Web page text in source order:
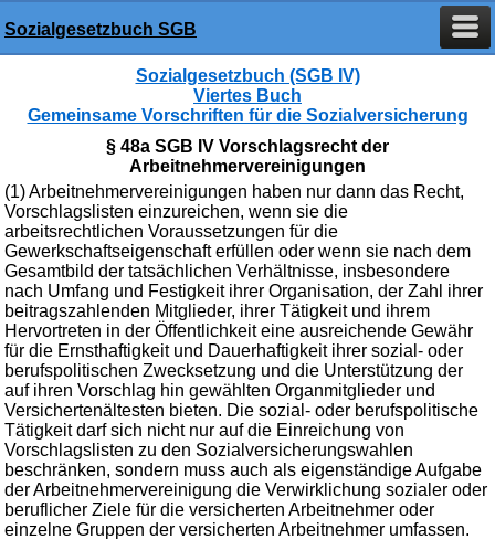
Sozialgesetzbuch SGB
Sozialgesetzbuch (SGB IV)
Viertes Buch
Gemeinsame Vorschriften für die Sozialversicherung
§ 48a SGB IV Vorschlagsrecht der
Arbeitnehmervereinigungen
(1) Arbeitnehmervereinigungen haben nur dann das Recht,
Vorschlagslisten einzureichen, wenn sie die
arbeitsrechtlichen Voraussetzungen für die
Gewerkschaftseigenschaft erfüllen oder wenn sie nach dem
Gesamtbild der tatsächlichen Verhältnisse, insbesondere
nach Umfang und Festigkeit ihrer Organisation, der Zahl ihrer
beitragszahlenden Mitglieder, ihrer Tätigkeit und ihrem
Hervortreten in der Öffentlichkeit eine ausreichende Gewähr
für die Ernsthaftigkeit und Dauerhaftigkeit ihrer sozial- oder
berufspolitischen Zwecksetzung und die Unterstützung der
auf ihren Vorschlag hin gewählten Organmitglieder und
Versichertenältesten bieten. Die sozial- oder berufspolitische
Tätigkeit darf sich nicht nur auf die Einreichung von
Vorschlagslisten zu den Sozialversicherungswahlen
beschränken, sondern muss auch als eigenständige Aufgabe
der Arbeitnehmervereinigung die Verwirklichung sozialer oder
beruflicher Ziele für die versicherten Arbeitnehmer oder
einzelne Gruppen der versicherten Arbeitnehmer umfassen.